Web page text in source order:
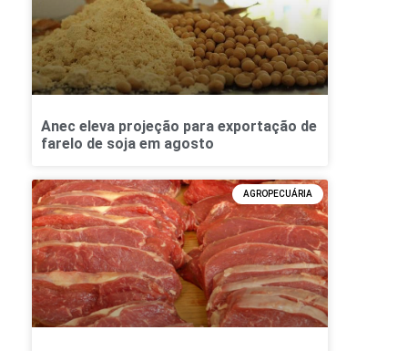
Anec eleva projeção para exportação de
farelo de soja em agosto
AGROPECUÁRIA